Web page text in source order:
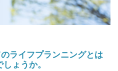
ライフプランニングとは
ょうか。